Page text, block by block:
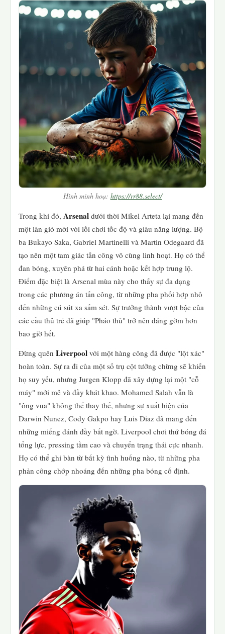
Hình minh hoạ: https://rr88.select/
Trong khi đó, Arsenal dưới thời Mikel Arteta lại mang đến
một làn gió mới với lối chơi tốc độ và giàu năng lượng. Bộ
ba Bukayo Saka, Gabriel Martinelli và Martin Odegaard đã
tạo nên một tam giác tấn công vô cùng linh hoạt. Họ có thể
đan bóng, xuyên phá từ hai cánh hoặc kết hợp trung lộ.
Điểm đặc biệt là Arsenal mùa này cho thấy sự đa dạng
trong các phương án tấn công, từ những pha phối hợp nhỏ
đến những cú sút xa sấm sét. Sự trưởng thành vượt bậc của
các cầu thủ trẻ đã giúp "Pháo thủ" trở nên đáng gờm hơn
bao giờ hết.
Đừng quên Liverpool với một hàng công đã được "lột xác"
hoàn toàn. Sự ra đi của một số trụ cột tưởng chừng sẽ khiến
họ suy yếu, nhưng Jurgen Klopp đã xây dựng lại một "cỗ
máy" mới mẻ và đầy khát khao. Mohamed Salah vẫn là
"ông vua" không thể thay thế, nhưng sự xuất hiện của
Darwin Nunez, Cody Gakpo hay Luis Diaz đã mang đến
những miếng đánh đầy bất ngờ. Liverpool chơi thứ bóng đá
tổng lực, pressing tầm cao và chuyển trạng thái cực nhanh.
Họ có thể ghi bàn từ bất kỳ tình huống nào, từ những pha
phản công chớp nhoáng đến những pha bóng cố định.